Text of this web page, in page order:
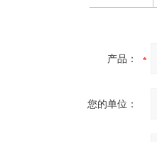
产品：
您的单位：